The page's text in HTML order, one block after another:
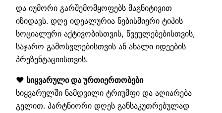
და იუმორი გარშემომყოფებს მაგნიტივით
იზიდავს. დღე იდეალურია ნებისმიერი ტიპის
სოციალური აქტივობისთვის, წვეულებებისთვის,
საჯარო გამოსვლებისთვის ან ახალი იდეების
პრეზენტაციისთვის.
❤️ სიყვარული და ურთიერთობები
სიყვარულში ნამდვილი ტრიუმფი და აღიარება
გელით. პარტნიორი დღეს განსაკუთრებულად